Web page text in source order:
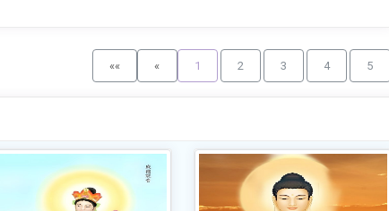
«« « 1 2 3 4 5